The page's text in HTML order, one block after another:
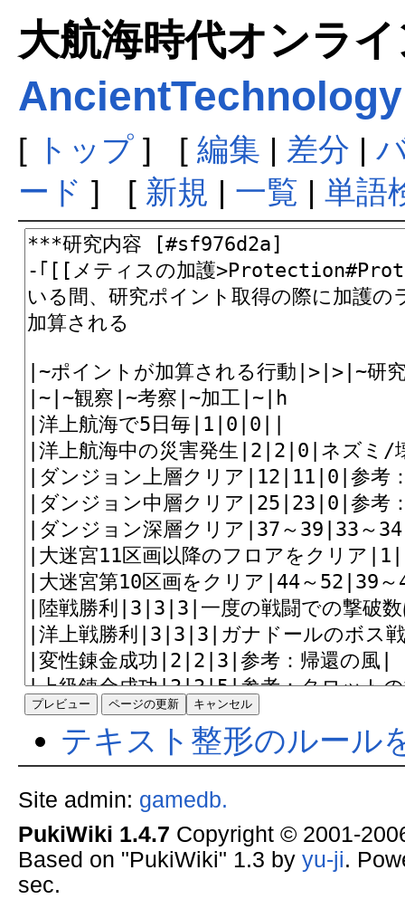
大航海時代オンラ
AncientTechnology
[ トップ] [ 編集 | 差分 |
ード ] [ 新規 | 一覧 | 単語
テキスト整形のルール
Site admin: gamedb.
PukiWiki 1.4.7 Copyright © 2001-
Based on "PukiWiki" 1.3 by yu-ji.
sec.